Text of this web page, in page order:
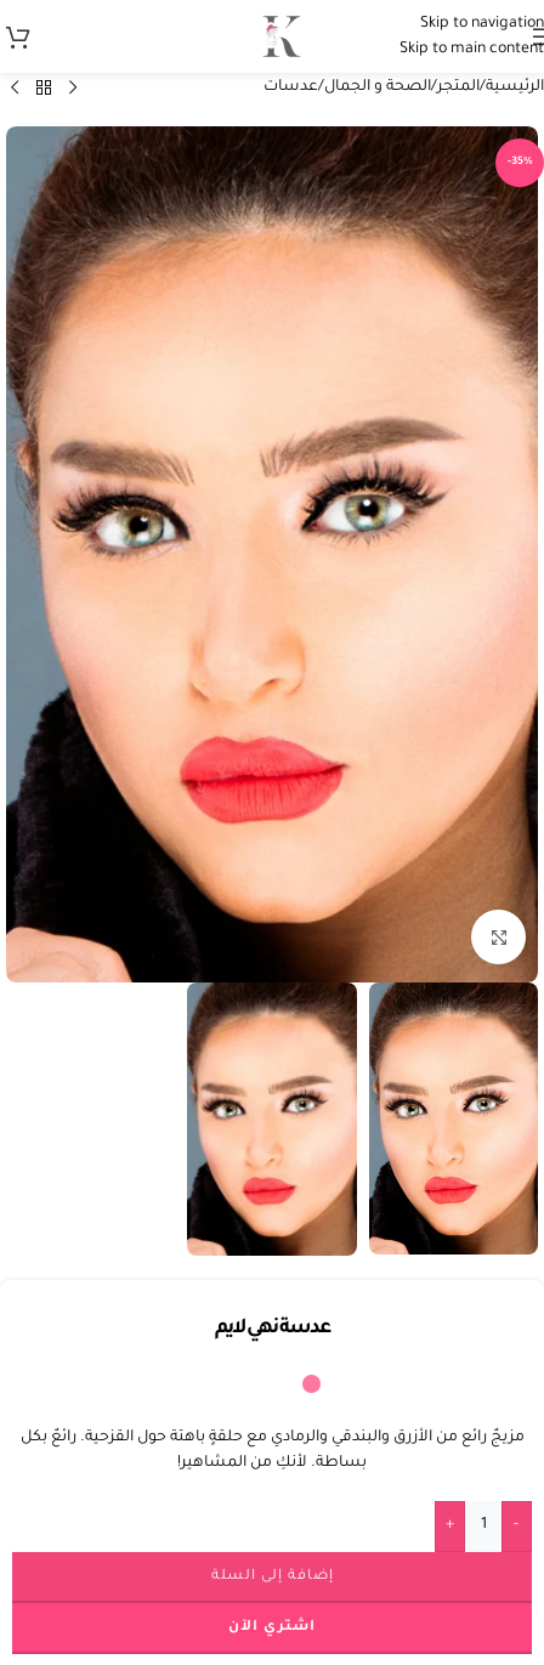
Skip to navigation
Skip to main content
الرئيسية/المتجر/الصحة و الجمال/عدسات
-35%
Click to enlarge
عدسة نهي لايم
مزيجٌ رائع من الأزرق والبندقي والرمادي مع حلقةٍ باهتة حول القزحية. رائعٌ بكل
بساطة. لأنكِ من المشاهير!
-
+
إضافة إلى السلة
اشتري الآن